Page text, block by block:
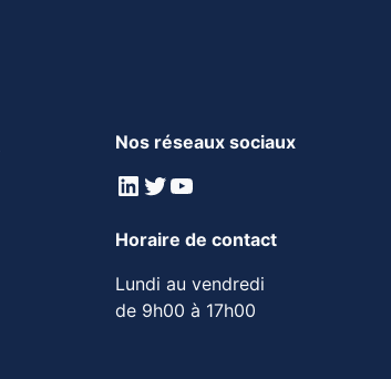
Nos réseaux sociaux
LinkedIn
Twitter
YouTube
Horaire de contact
Lundi au vendredi
de 9h00 à 17h00